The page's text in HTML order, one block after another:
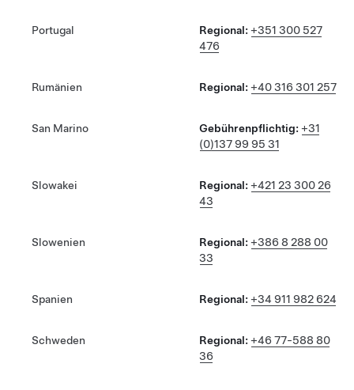
Portugal Regional: +351 300 527
476
Rumänien Regional: +40 316 301 257
San Marino Gebührenpflichtig: +31
(0)137 99 95 31
Slowakei Regional: +421 23 300 26
43
Slowenien Regional: +386 8 288 00
33
Spanien Regional: +34 911 982 624
Schweden Regional: +46 77-588 80
36